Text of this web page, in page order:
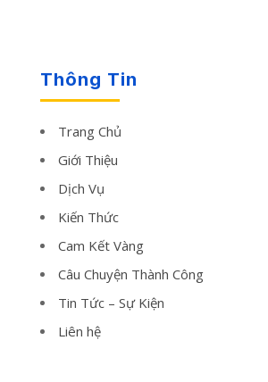
Thông Tin
Trang Chủ
Giới Thiệu
Dịch Vụ
Kiến Thức
Cam Kết Vàng
Câu Chuyện Thành Công
Tin Tức – Sự Kiện
Liên hệ